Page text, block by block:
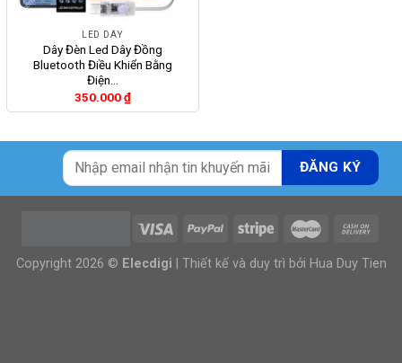
LED DÂY
Dây Đèn Led Dây Đồng
Bluetooth Điều Khiển Bằng
Điện…
350.000₫
Copyright 2026 © Elecdigi | Thiết kế và duy trì bởi Hua Duy Tien